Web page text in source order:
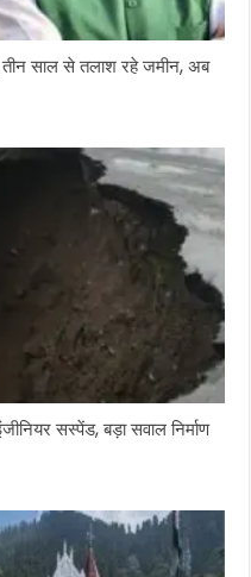
साल से तलाश रहे जमीन, अब
सस्पेंड, बड़ा सवाल निर्माण